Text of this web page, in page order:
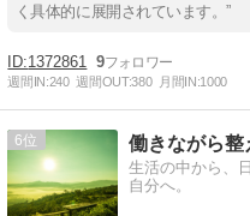
く具体的に展開されています。”
1372861 9
週間IN:240 週間OUT:380 月間IN:1000
6 働きながら整
生活の中から、
自分へ。